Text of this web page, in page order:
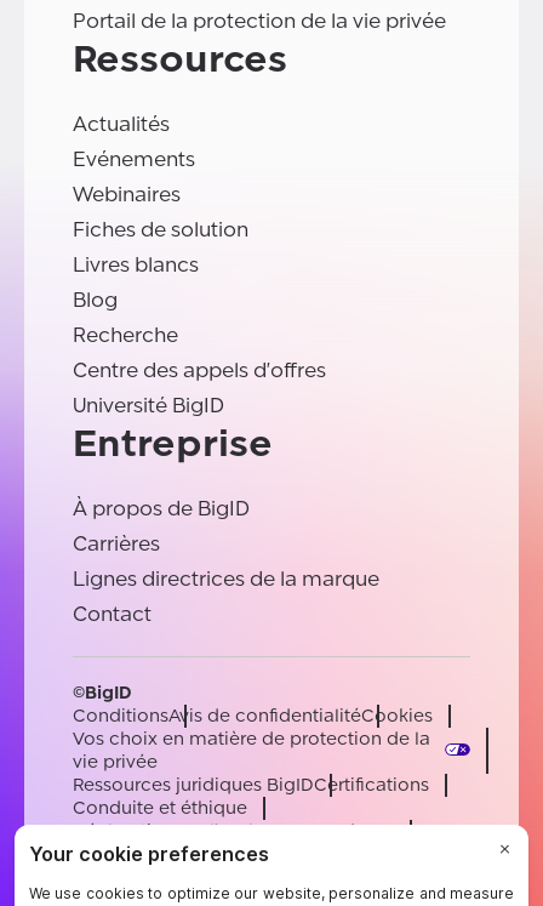
Portail de la protection de la vie privée
Ressources
Actualités
Evénements
Webinaires
Fiches de solution
Livres blancs
Blog
Recherche
Centre des appels d'offres
Université BigID
Entreprise
À propos de BigID
Carrières
Lignes directrices de la marque
Contact
©BigID
ConditionsAvis de confidentialitéCookies
Vos choix en matière de protection de la
vie privée
Ressources juridiques BigIDCertifications
Conduite et éthique
Déclaration sur l'esclavage moderne
Sous-processeursSoutien
EnglishGermanFrenchSpanishPortuguese